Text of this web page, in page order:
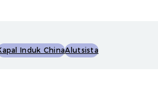
Induk ChinaAlutsista